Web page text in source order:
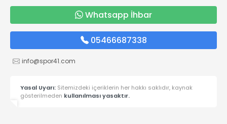
Whatsapp İhbar
05466687338
info@spor41.com
Yasal Uyarı: Sitemizdeki içeriklerin her hakkı saklıdır, kaynak
gösterilmeden kullanılması yasaktır.